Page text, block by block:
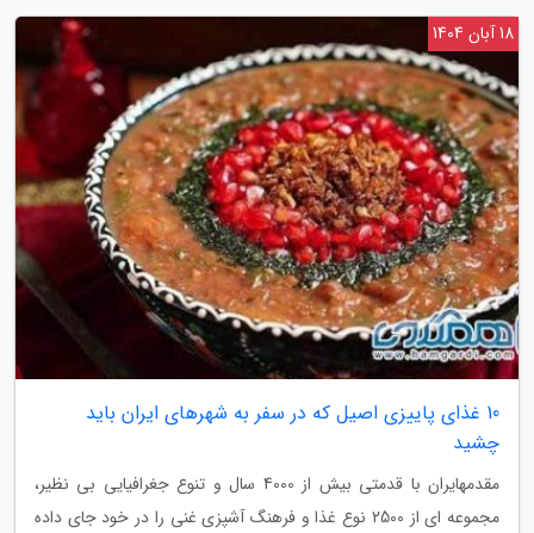
10 غذای پاییزی اصیل که در سفر به شهرهای ایران باید
چشید
مقدمهایران با قدمتی بیش از 4000 سال و تنوع جغرافیایی بی نظیر،
مجموعه ای از 2500 نوع غذا و فرهنگ آشپزی غنی را در خود جای داده
18 آبان 1404